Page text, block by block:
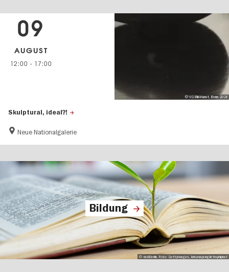
Skulptural, ideal?!
Neue Nationalgalerie
09
AUGUST
12:00 - 17:00
© VG Bild-Kunst, Bonn 2026
Bildung
© visitBerlin, Foto: GettyImages, krisanapongdetraphiphat